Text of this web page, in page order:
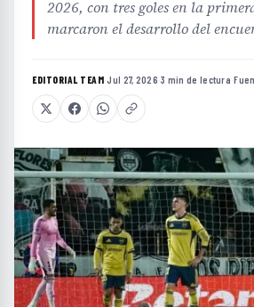
2026, con tres goles en la
marcaron el desarrollo del
EDITORIAL TEAM·Jul 27, 2026·3 min de lectura·